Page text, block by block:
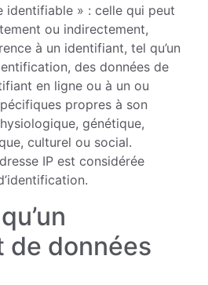
identifiable » : celle qui peut
ou indirectement,
à un identifiant, tel qu’un
des données de
en ligne ou à un ou
propres à son
gé­nétique,
culturel ou social.
IP est consi­dérée
de données